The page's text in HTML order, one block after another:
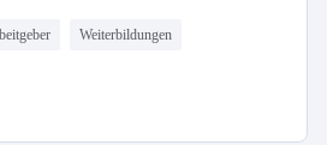
Weiterbildungen